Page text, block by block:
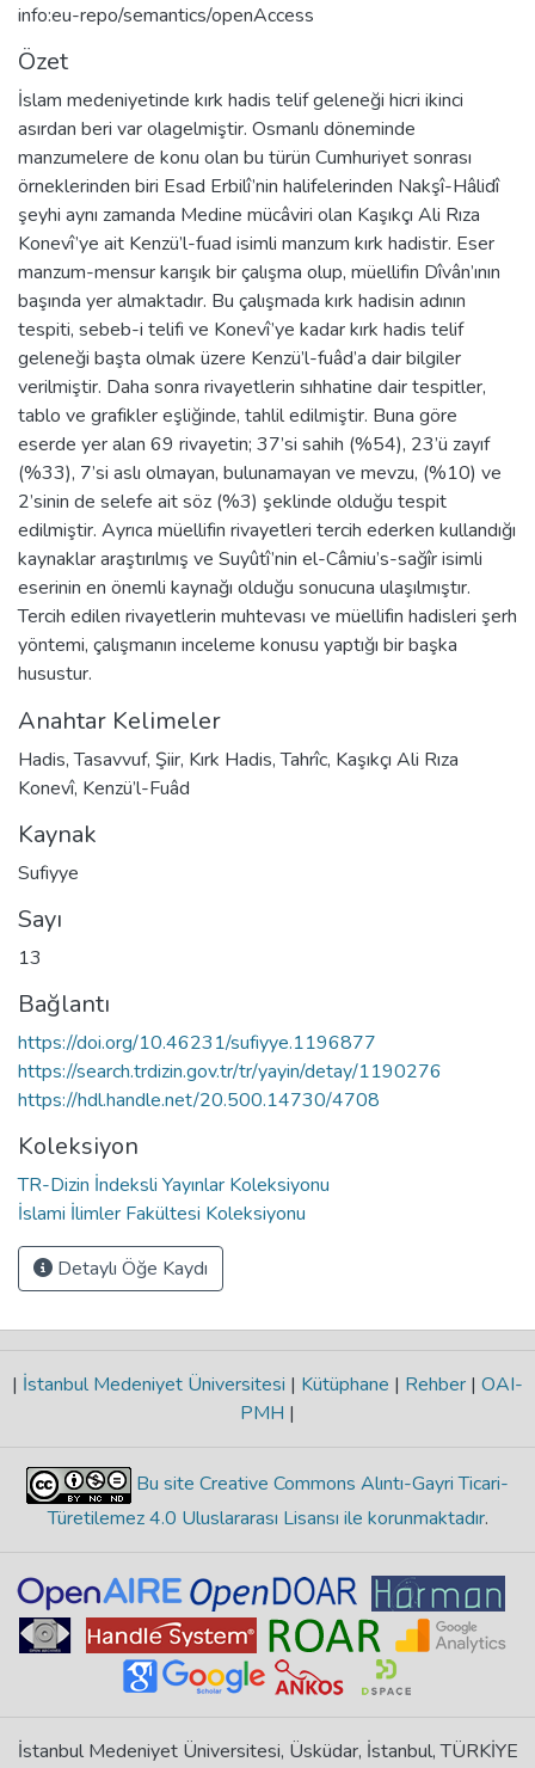
info:eu-repo/semantics/openAccess
Özet
İslam medeniyetinde kırk hadis telif geleneği hicri ikinci
asırdan beri var olagelmiştir. Osmanlı döneminde
manzumelere de konu olan bu türün Cumhuriyet sonrası
örneklerinden biri Esad Erbilî’nin halifelerinden Nakşî-Hâlidî
şeyhi aynı zamanda Medine mücâviri olan Kaşıkçı Ali Rıza
Konevî’ye ait Kenzü’l-fuad isimli manzum kırk hadistir. Eser
manzum-mensur karışık bir çalışma olup, müellifin Dîvân’ının
başında yer almaktadır. Bu çalışmada kırk hadisin adının
tespiti, sebeb-i telifi ve Konevî’ye kadar kırk hadis telif
geleneği başta olmak üzere Kenzü’l-fuâd’a dair bilgiler
verilmiştir. Daha sonra rivayetlerin sıhhatine dair tespitler,
tablo ve grafikler eşliğinde, tahlil edilmiştir. Buna göre
eserde yer alan 69 rivayetin; 37’si sahih (%54), 23’ü zayıf
(%33), 7’si aslı olmayan, bulunamayan ve mevzu, (%10) ve
2’sinin de selefe ait söz (%3) şeklinde olduğu tespit
edilmiştir. Ayrıca müellifin rivayetleri tercih ederken kullandığı
kaynaklar araştırılmış ve Suyûtî’nin el-Câmiu’s-sağîr isimli
eserinin en önemli kaynağı olduğu sonucuna ulaşılmıştır.
Tercih edilen rivayetlerin muhtevası ve müellifin hadisleri şerh
yöntemi, çalışmanın inceleme konusu yaptığı bir başka
husustur.
Anahtar Kelimeler
Hadis,Tasavvuf, Şiir, Kırk Hadis,Tahrîc, Kaşıkçı Ali Rıza
Konevî, Kenzü’l-Fuâd
Kaynak
Sufiyye
Sayı
13
Bağlantı
https://doi.org/10.46231/sufiyye.1196877
https://search.trdizin.gov.tr/tr/yayin/detay/1190276
https://hdl.handle.net/20.500.14730/4708
Koleksiyon
TR-Dizin İndeksli Yayınlar Koleksiyonu
İslami İlimler Fakültesi Koleksiyonu
Detaylı Öğe Kaydı
| İstanbul Medeniyet Üniversitesi | Kütüphane | Rehber | OAI-
PMH |
Bu site Creative Commons Alıntı-Gayri Ticari-
Türetilemez 4.0 Uluslararası Lisansı ile korunmaktadır.
İstanbul Medeniyet Üniversitesi, Üsküdar, İstanbul, TÜRKİYE